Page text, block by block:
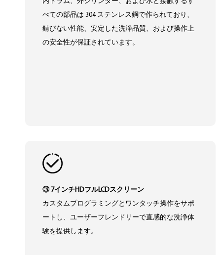
べての部品は 304 ステンレス鋼で作られており、
錆びない性能、安定した洗浄品質、および操作上
の安全性が保証されています。
③ 7インチHDフルLCDスクリーン
カスタムプログラミングとワンタッチ操作をサポ
ートし、ユーザーフレンドリーで直感的な洗浄体
験を提供します。